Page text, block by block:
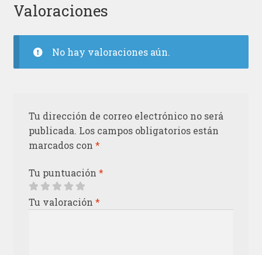
Valoraciones
No hay valoraciones aún.
Tu dirección de correo electrónico no será
publicada. Los campos obligatorios están
marcados con *
Tu puntuación *
Tu valoración *